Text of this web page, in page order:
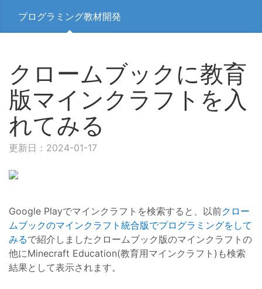
プログラミング教材開発
クロームブックに教育
版マインクラフトを入
れてみる
更新日：2024-01-17
Google Playでマインクラフトを検索すると、以前クロー
ムブックのマインクラフト統合版でプログラミングをして
みるで紹介しましたクロームブック版のマインクラフトの
他にMinecraft Education(教育用マインクラフト)も検索
結果として表示されます。